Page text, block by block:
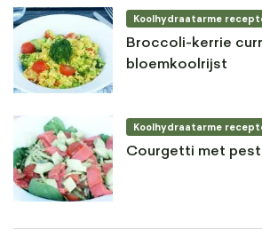
Koolhydraatarme
Broccoli-kerrie
bloemkoolrijst
Koolhydraatarme
Courgetti met